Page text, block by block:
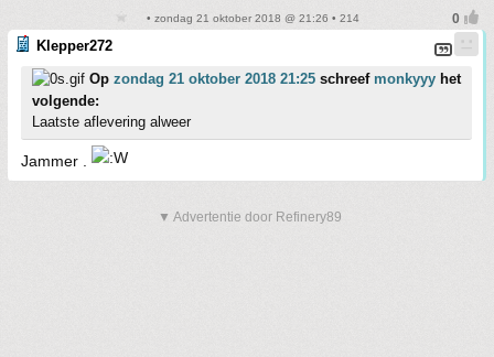
• zondag 21 oktober 2018 @ 21:26 • 214
Klepper272
Op zondag 21 oktober 2018 21:25 schreef monkyyy het
volgende:
Laatste aflevering alweer
Jammer .
▼ Advertentie door Refinery89